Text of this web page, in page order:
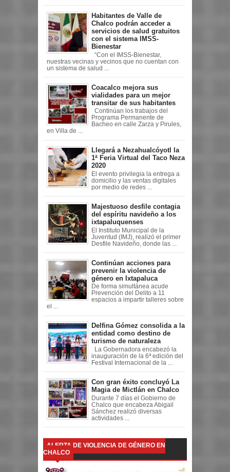
Habitantes de Valle de
Chalco podrán acceder a
servicios de salud gratuitos
con el sistema IMSS-
Bienestar
“Con el IMSS-Bienestar,
nuestras vecinas y vecinos que no cuentan con
un sistema de salud ...
Coacalco mejora sus
vialidades para un mejor
transitar de sus habitantes
Continúan los trabajos del
Programa Permanente de
Bacheo en calle Zarza y Pirules,
en Villa de ...
Llegará a Nezahualcóyotl la
1ª Feria Virtual del Taco Neza
2020
El evento privilegia la entrega a
domicilio y las ventas digitales
por medio de redes ...
Majestuoso desfile contagia
del espíritu navideño a los
ixtapaluquenses
El Instituto Municipal de la
Juventud (IMJ), realizó el primer
Desfile Navideño, donde las ...
Continúan acciones para
prevenir la violencia de
género en Ixtapaluca
De forma simultánea acude
Prevención del Delito a 11
espacios a impartir talleres sobre
el ...
Delfina Gómez consolida a la
entidad como destino de
turismo de naturaleza
La Gobernadora encabezó la
inauguración de la 6ª edición del
Festival Internacional de la ...
Con gran éxito concluyó La
Magia de Mictlán en Chalco
Durante 7 días el Gobierno de
Chalco que encabeza Abigail
Sánchez realizó diversas
actividades ...
ALERTA DE VIOLENCIA DE GÉNERO EN
CHALCO